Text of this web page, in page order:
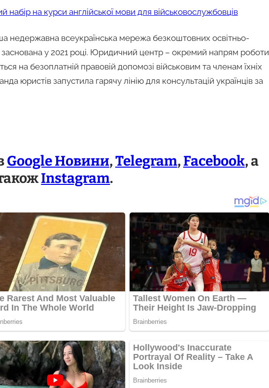
набір на курси англійської мови для військовослужбовців
недержавна всеукраїнська мережа безкоштовних освітньо-
заснована у 2021 році. Юридичний центр – окремий напрям роботи
на безоплатній правовій допомозі військовим та членам їхніх
юристів запустила гарячу лінію для консультацій українців за
Google Новини,Telegram, Facebook, а
Instagram.